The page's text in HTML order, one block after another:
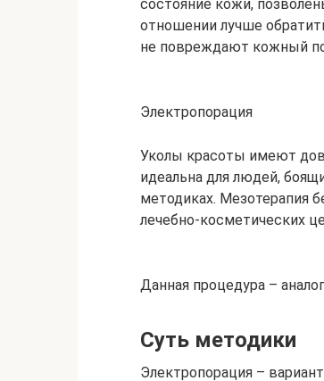
состояние кожи,
отношении лучше
не повреждают кожный
Электропорация
Уколы красоты имеют
идеальна для людей,
методиках. Мезотерапия
лечебно-косметических
Данная процедура –
Суть методики
Электропорация –